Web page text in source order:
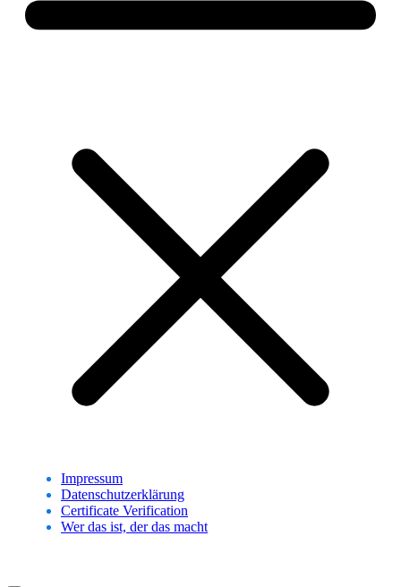
Impressum
Datenschutzerklärung
Certificate Verification
Wer das ist, der das macht